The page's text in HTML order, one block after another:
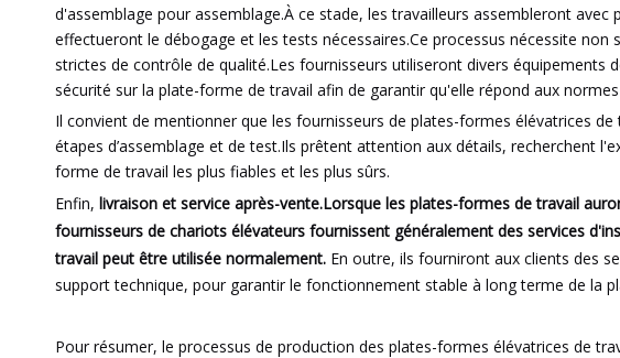
d'assemblage pour assemblage.À ce stade, les travailleurs assembleront
effectueront le débogage et les tests nécessaires.Ce processus nécessite
strictes de contrôle de qualité.Les fournisseurs utiliseront divers
sécurité sur la plate-forme de travail afin de garantir qu'elle répond aux
Il convient de mentionner que les fournisseurs de plates-formes élévatrices
étapes d’assemblage et de test.Ils prêtent attention aux détails, recherchent
forme de travail les plus fiables et les plus sûrs.
Enfin, livraison et service après-vente.Lorsque les plates-formes de travail
fournisseurs de chariots élévateurs fournissent généralement des services
travail peut être utilisée normalement. En outre, ils fourniront aux clients des
support technique, pour garantir le fonctionnement stable à long terme de la
Pour résumer, le processus de production des plates-formes élévatrices de